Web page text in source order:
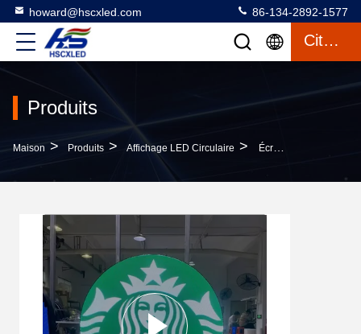
howard@hscxled.com 86-134-2892-1577
Citation
Produits
Maison > Produits > Affichage LED Circulaire > Écran LED Intérieur Écran LED Rond Affichage LED Couleur